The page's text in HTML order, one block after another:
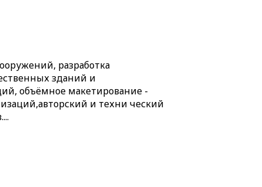
разработка
зданий и
объёмное макетирование -
и техни ческий